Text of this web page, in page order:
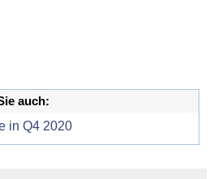
auch:
in Q4 2020